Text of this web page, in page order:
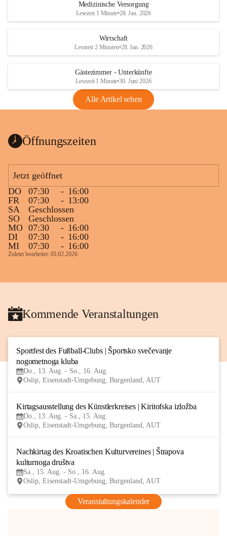
Medizinische Versorgung
Lesezeit 1 Minute•28. Jan. 2026
Wirtschaft
Lesezeit 2 Minuten•28. Jan. 2026
Gästezimmer - Unterkünfte
Lesezeit 1 Minute•30. Juni 2026
Alle Artikel sehen
Öffnungszeiten
Jetzt geöffnet
DO
07:30 - 16:00
FR
07:30 - 13:00
SA
Geschlossen
SO
Geschlossen
MO 07:30 - 16:00
DI
07:30 - 16:00
MI
07:30 - 16:00
Zuletzt bearbeitet: 03.02.2026
Kommende Veranstaltungen
Sportfest des Fußball-Clubs | Športsko svečevanje
nogometnoga kluba
Do., 13. Aug. - So., 16. Aug.
Oslip, Eisenstadt-Umgebung, Burgenland, AUT
Kirtagsausstellung des Künstlerkreises | Kiritofska izložba
Do., 13. Aug. - Sa., 15. Aug.
Oslip, Eisenstadt-Umgebung, Burgenland, AUT
Nachkirtag des Kroatischen Kulturvereines | Štrapova
kulturnoga društva
Sa., 15. Aug. - So., 16. Aug.
Oslip, Eisenstadt-Umgebung, Burgenland, AUT
Veranstaltungskalender